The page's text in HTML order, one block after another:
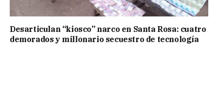
Desarticulan “kiosco” narco en Santa Rosa: cuatro
demorados y millonario secuestro de tecnología